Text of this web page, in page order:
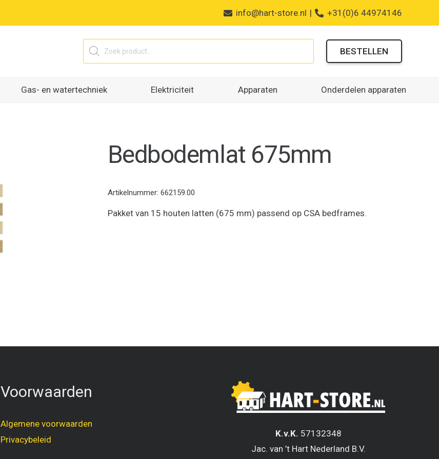
info@hart-store.nl | +31(0)6 44974146
Producten
zoeken
BESTELLEN
Gas- en watertechniek Elektriciteit Apparaten Onderdelen apparaten
Bedbodemlat 675mm
Artikelnummer: 662159.00
Pakket van 15 houten latten (675 mm) passend op CSA bedframes.
Voorwaarden
Algemene voorwaarden
Privacybeleid
K.v.K. 57132348
Jac. van ’t Hart Nederland B.V.